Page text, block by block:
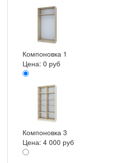
Компоновка 1
Цена: 0 руб
Компоновка 3
Цена: 4 000 руб